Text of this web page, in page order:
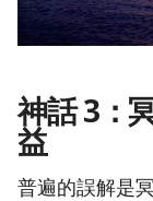
神話 3：
益
普遍的誤解是